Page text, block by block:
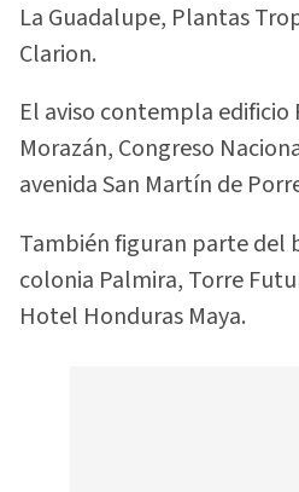
La Guadalupe, Plantas
Clarion.
El aviso contempla edificio
Morazán, Congreso
avenida San Martín de
También figuran parte del
colonia Palmira, Torre
Hotel Honduras Maya.